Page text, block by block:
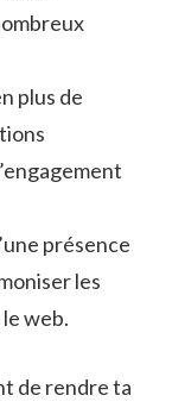
plus de
présence
les
web.
de rendre ta